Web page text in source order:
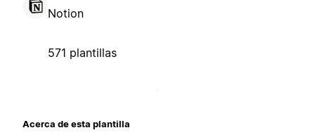
Notion
571 plantillas
Acerca de esta plantilla